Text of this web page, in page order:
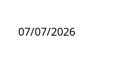
07/07/2026